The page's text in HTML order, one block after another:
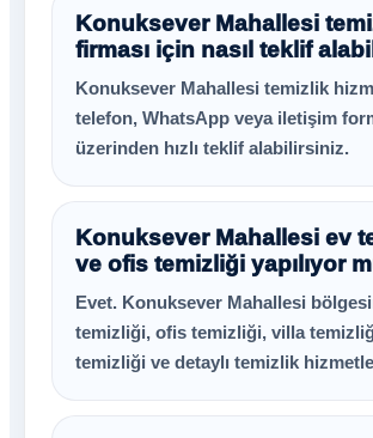
Konuksever Mahallesi
firması için nasıl teklif
Konuksever Mahallesi temizlik
telefon, WhatsApp veya iletişim
üzerinden hızlı teklif alabilirsiniz.
Konuksever Mahallesi ev
ve ofis temizliği yapılıyor
Evet. Konuksever Mahallesi
temizliği, ofis temizliği, villa
temizliği ve detaylı temizlik